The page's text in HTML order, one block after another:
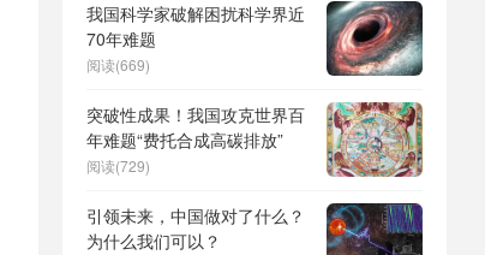
形机器人、苏超、票根经济、
育儿补贴、科学素养、网络生
态治理
我国科学家破解困扰科学界近
70年难题
阅读(669)
突破性成果！我国攻克世界百
年难题“费托合成高碳排放”
阅读(729)
引领未来，中国做对了什么？
为什么我们可以？